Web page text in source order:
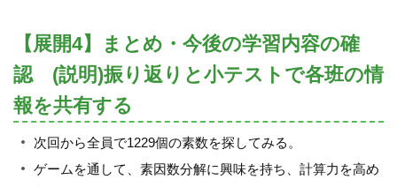
【展開4】まとめ・今後の学習内容の確
認 (説明)振り返りと小テストで各班の情
報を共有する
次回から全員で1229個の素数を探してみる。
ゲームを通して、素因数分解に興味を持ち、計算力を高め